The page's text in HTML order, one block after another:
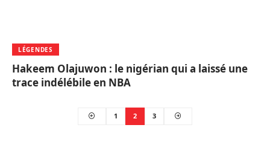
LÉGENDES
Hakeem Olajuwon : le nigérian qui a laissé une
trace indélébile en NBA
1 2 3